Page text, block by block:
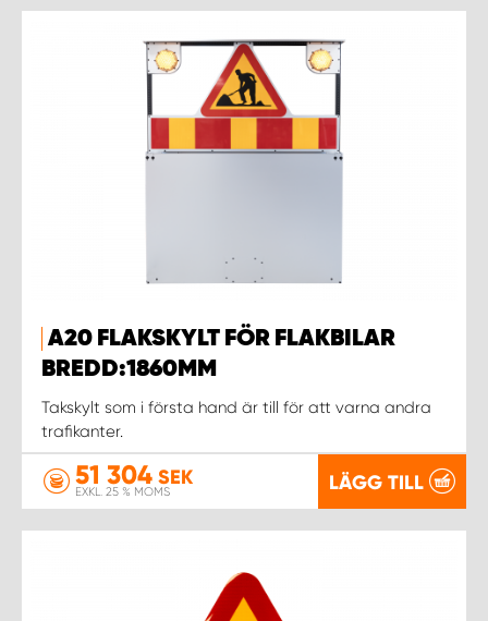
A20 FLAKSKYLT FÖR FLAKBILAR
BREDD:1860MM
Takskylt som i första hand är till för att varna andra
trafikanter.
51 304 SEK
EXKL. 25 % MOMS LÄGG TILL